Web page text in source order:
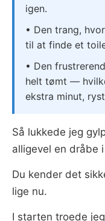
igen.
• Den trang,
til at finde et
• Den
helt tømt —
ekstra minut,
Så lukkede jeg
alligevel en dråbe
Du kender det
lige nu.
I starten troede